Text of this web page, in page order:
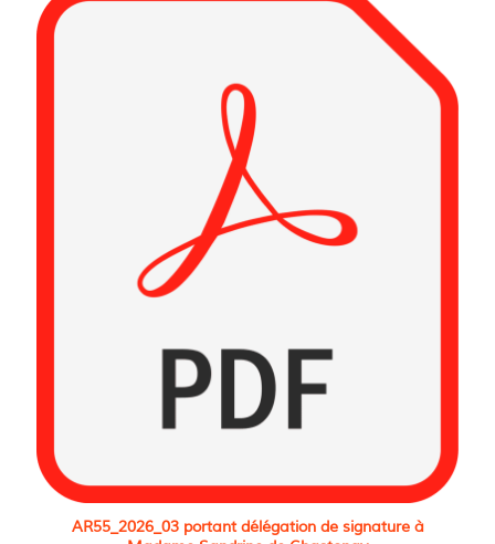
AR55_2026_03 portant délégation de signature à